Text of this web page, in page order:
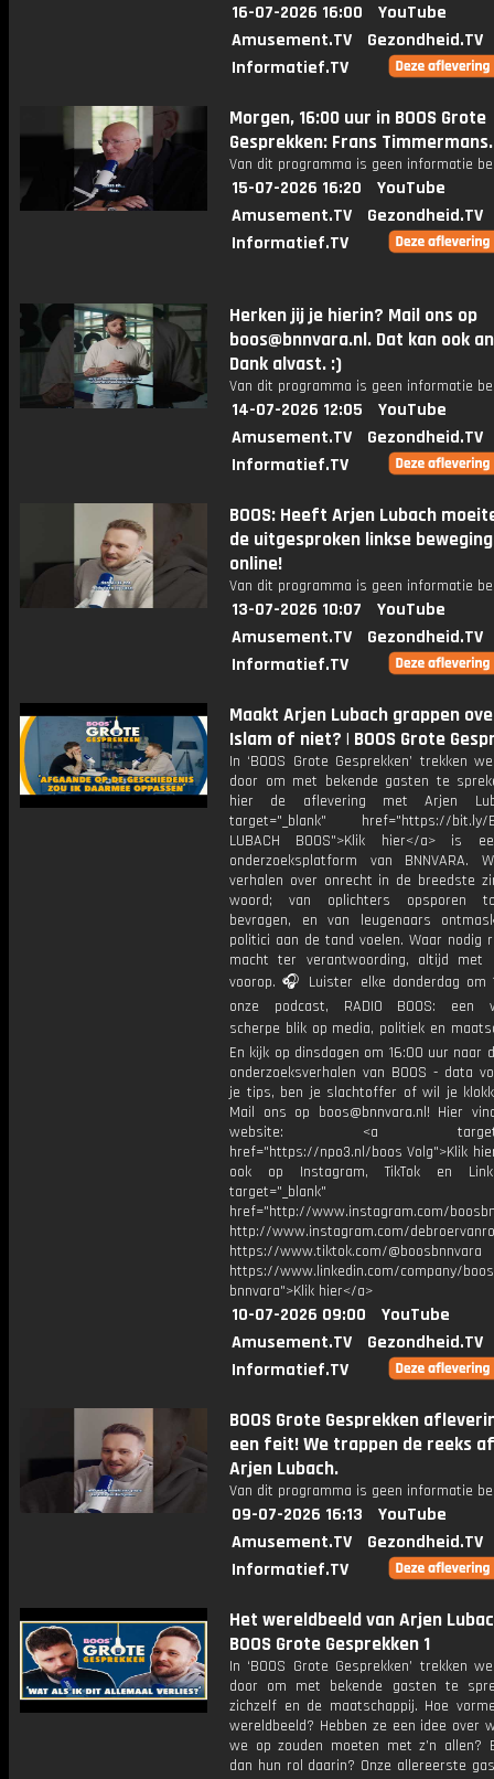
16-07-2026 16:00
YouTube
Amusement.TV
Gezondheid.TV
Informatief.TV
Morgen, 16:00 uur in BOOS Grote
Gesprekken: Frans Timmermans.
Van dit programma is geen informatie
15-07-2026 16:20
YouTube
Amusement.TV
Gezondheid.TV
Informatief.TV
Herken jij je hierin? Mail ons op
boos@bnnvara.nl. Dat kan ook
Dank alvast. :)
Van dit programma is geen informatie
14-07-2026 12:05
YouTube
Amusement.TV
Gezondheid.TV
Informatief.TV
BOOS: Heeft Arjen Lubach
de uitgesproken linkse
online!
Van dit programma is geen informatie
13-07-2026 10:07
YouTube
Amusement.TV
Gezondheid.TV
Informatief.TV
Maakt Arjen Lubach grappen
Islam of niet? | BOOS Grote
In ‘BOOS Grote Gesprekken’ trekken
door om met bekende gasten te
hier de aflevering met Arjen
target="_blank" href="https://bit.ly/
LUBACH BOOS">Klik hier</a> is
onderzoeksplatform van BNNVARA.
verhalen over onrecht in de breedste
woord; van oplichters opsporen
bevragen, en van leugenaars
politici aan de tand voelen. Waar nodig
macht ter verantwoording, altijd met
voorop. 🎧 Luister elke donderdag om
onze podcast, RADIO BOOS: een
scherpe blik op media, politiek en
En kijk op dinsdagen om 16:00 uur naar
onderzoeksverhalen van BOOS - data
je tips, ben je slachtoffer of wil je
Mail ons op boos@bnnvara.nl! Hier
website: <a
href="https://npo3.nl/boos Volg">Klik
ook op Instagram, TikTok en
target="_blank"
href="http://www.instagram.com/
http://www.instagram.com/
https://www.tiktok.com/@boosbnnvara
https://www.linkedin.com/company/
bnnvara">Klik hier</a>
10-07-2026 09:00
YouTube
Amusement.TV
Gezondheid.TV
Informatief.TV
BOOS Grote Gesprekken
een feit! We trappen de reeks
Arjen Lubach.
Van dit programma is geen informatie
09-07-2026 16:13
YouTube
Amusement.TV
Gezondheid.TV
Informatief.TV
Het wereldbeeld van Arjen
BOOS Grote Gesprekken 1
In ‘BOOS Grote Gesprekken’ trekken
door om met bekende gasten te
zichzelf en de maatschappij. Hoe
wereldbeeld? Hebben ze een idee over
we op zouden moeten met z’n allen?
dan hun rol daarin? Onze allereerste